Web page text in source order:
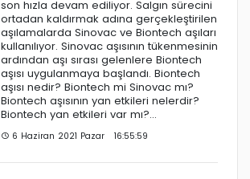
son hızla devam ediliyor. Salgın sürecini
ortadan kaldırmak adına gerçekleştirilen
aşılamalarda Sinovac ve Biontech aşıları
kullanılıyor. Sinovac aşısının tükenmesinin
ardından aşı sırası gelenlere Biontech
aşısı uygulanmaya başlandı. Biontech
aşısı nedir? Biontech mi Sinovac mı?
Biontech aşısının yan etkileri nelerdir?
Biontech yan etkileri var mı?...
6 Haziran 2021 Pazar 16:55:59